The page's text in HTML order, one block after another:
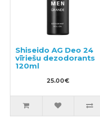
Shiseido AG Deo 24
vīriešu dezodorants
120ml
25.00€